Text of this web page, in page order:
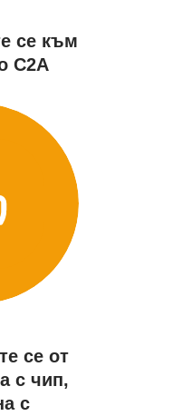
се към
C2A
се от
с чип,
с